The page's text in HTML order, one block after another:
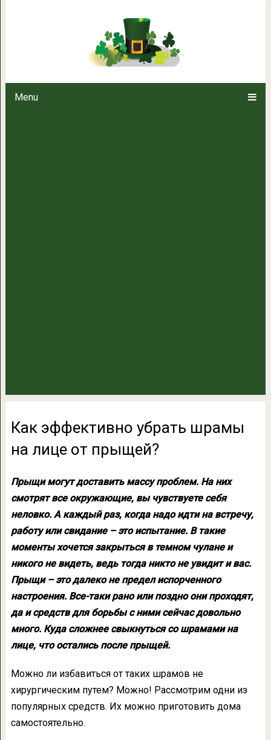
Menu
Как эффективно убрать
Как эффективно убрать шрамы
на лице от прыщей?
Прыщи могут доставить массу проблем. На них
смотрят все окружающие, вы чувствуете себя
неловко. А каждый раз, когда надо идти на встречу,
работу или свидание – это испытание. В такие
моменты хочется закрыться в темном чулане и
никого не видеть, ведь тогда никто не увидит и вас.
Прыщи – это далеко не предел испорченного
настроения. Все-таки рано или поздно они проходят,
да и средств для борьбы с ними сейчас довольно
много. Куда сложнее свыкнуться со шрамами на
лице, что остались после прыщей.
Можно ли избавиться от таких шрамов не
хирургическим путем? Можно! Рассмотрим одни из
популярных средств. Их можно приготовить дома
самостоятельно.